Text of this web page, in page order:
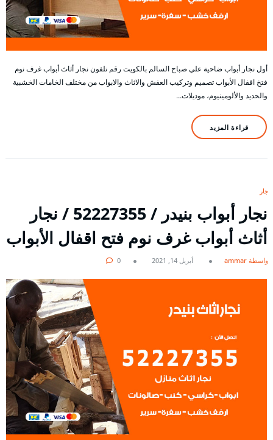
أول نجار أبواب ضاحية علي صباح السالم بالكويت رقم تلفون نجار أثاث أبواب غرف نوم
فتخ اقفال الأبواب تصميم وتركيب العفش والاثاث والابواب من مختلف الخامات الخشبية
والحديد والألومينيوم، موديلات…
قراءة المزيد
نجار
نجار أبواب بنيدر / 52227355 / نجار
أثاث أبواب غرف نوم فتح اقفال الأبواب
بواسطة ammar أبريل 14, 2021 0